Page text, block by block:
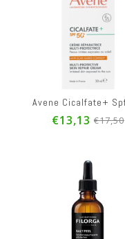
€13,13 €17,50